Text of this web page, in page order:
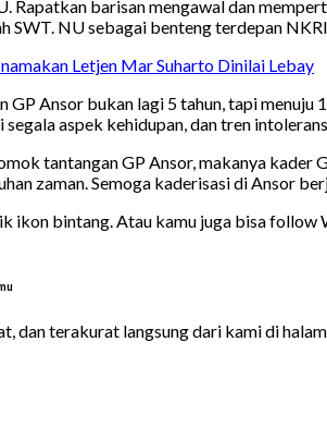
Rapatkan barisan mengawal dan
SWT. NU sebagai benteng terdepan
Letjen Mar Suharto Dinilai Lebay
GP Ansor bukan lagi 5 tahun, tapi
aspek kehidupan, dan tren
tantangan GP Ansor, makanya
zaman. Semoga kaderisasi di Ansor
ikon bintang. Atau kamu juga bisa
dan terakurat langsung dari kami di